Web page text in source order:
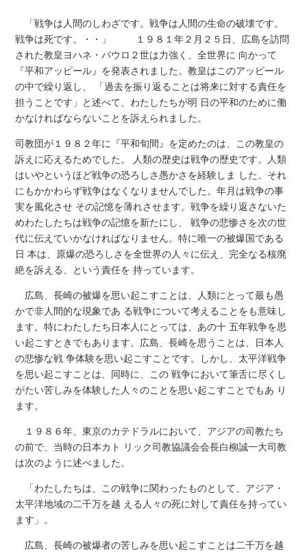
「戦争は人間のしわざです。戦争は人間の生命の破壊です。
戦争は死です。・・」 １９８１年２月２５日、広島を訪問
された教皇ヨハネ・パウロ２世は力強く、全世界に 向かって
『平和アッピール』を発表されました。教皇はこのアッピール
の中で繰り返し、 「過去を振り返ることは将来に対する責任を
担うことです」と述べて、わたしたちが明 日の平和のために働
かなければならないことを訴えられました。
司教団が１９８２年に『平和旬間』を定めたのは、この教皇の
訴えに応えるためでした。 人類の歴史は戦争の歴史です。人類
はいやというほど戦争の恐ろしさ愚かさを経験しま した。それ
にもかかわらず戦争はなくなりませんでした。年月は戦争の事
実を風化させ その記憶を薄れさせます。戦争を繰り返さないた
めわたしたちは戦争の記憶を新たにし、 戦争の悲惨さを次の世
代に伝えていかなければなりません。特に唯一の被爆国である
日 本は、原爆の恐ろしさを全世界の人々に伝え、完全なる核廃
絶を訴える、という責任を 持っています。
広島、長崎の被爆を思い起こすことは、人類にとって最も愚
かで非人間的な現象であ る戦争について考えることをも意味し
ます。特にわたしたち日本人にとっては、あの十 五年戦争を思
い起こすときでもあります。広島、長崎を思うことは、日本人
の悲惨な戦 争体験を思い起こすことです。しかし、太平洋戦争
を思い起こすことは、同時に、この 戦争において筆舌に尽くし
がたい苦しみを体験した人々のことを思い起こすことでもあ り
ます。
１９８６年、東京のカテドラルにおいて、アジアの司教たち
の前で、当時の日本カト リック司教協議会会長白柳誠一大司教
は次のように述べました。
「わたしたちは、この戦争に関わったものとして、アジア・
太平洋地域の二千万を越 える人々の死に対して責任を持ってい
ます」。
広島、長崎の被爆者の苦しみを思い起こすことは二千万を越